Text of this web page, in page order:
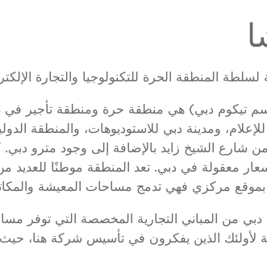
المنطقة الحرة للتكنولوجيا والتجارة
تيكوم دبي) هي منطقة حرة ومنطقة تأجير
ومدينة دبي للاستوديوهات، والمنطقة
شارع الشيخ زايد بالإضافة إلى وجود مترو
معقولة في دبي. تعد المنطقة موطنًا للعديد
بموقع مركزي فهي تدمج مساحات المعيشة
من المباني التجارية المخصصة التي توفر
لأولئك الذين يفكرون في تأسيس شركة هنا،